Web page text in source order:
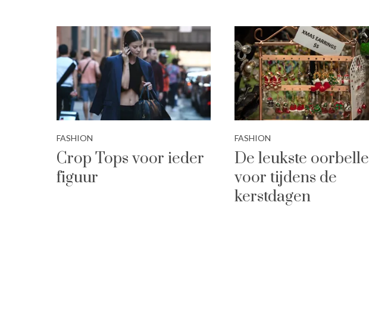
FASHION
Crop Tops voor ieder
figuur
FASHION
De leukste
voor tijdens de
kerstdagen